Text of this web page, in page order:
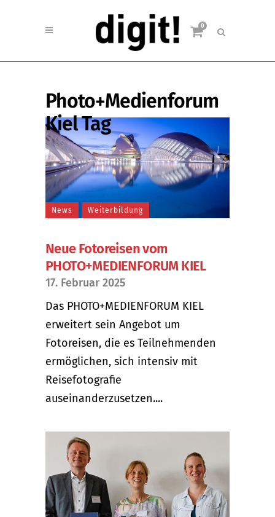
0
Photo+Medienforum
Kiel Tag
News Weiterbildung
Neue Fotoreisen vom
PHOTO+MEDIENFORUM KIEL
17. Februar 2025
Das PHOTO+MEDIENFORUM KIEL
erweitert sein Angebot um
Fotoreisen, die es Teilnehmenden
ermöglichen, sich intensiv mit
Reisefotografie
auseinanderzusetzen....